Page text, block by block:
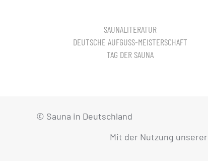
Mit der Nutzung
SAUNALITERATUR
DEUTSCHE AUFGUSS-MEISTERSCHAFT
TAG DER SAUNA
© Sauna in Deutschland